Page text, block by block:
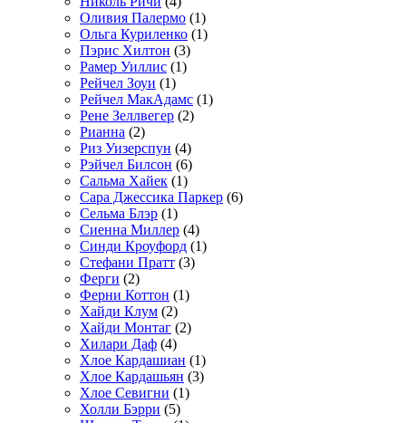
Оливия Палермо (1)
Ольга Куриленко (1)
Пэрис Хилтон (3)
Рамер Уиллис (1)
Рейчел Зоуи (1)
Рейчел МакАдамс (1)
Рене Зеллвегер (2)
Рианна (2)
Риз Уизерспун (4)
Рэйчел Билсон (6)
Сальма Хайек (1)
Сара Джессика Паркер (6)
Сельма Блэр (1)
Сиенна Миллер (4)
Синди Кроуфорд (1)
Стефани Пратт (3)
Ферги (2)
Ферни Коттон (1)
Хайди Клум (2)
Хайди Монтаг (2)
Хилари Даф (4)
Хлое Кардашиан (1)
Хлое Кардашьян (3)
Хлое Севигни (1)
Холли Бэрри (5)